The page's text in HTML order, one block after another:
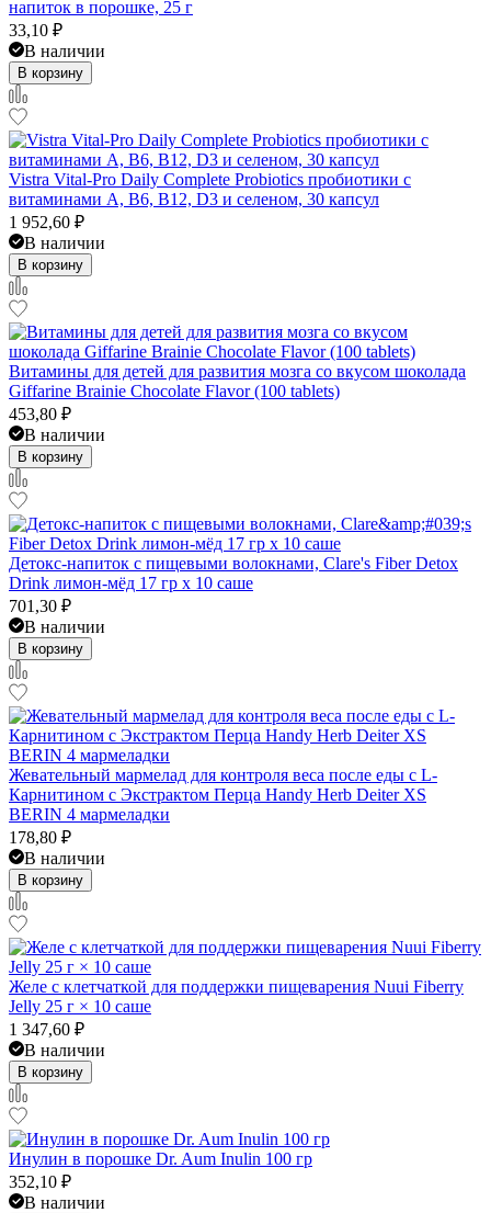
напиток в порошке, 25 г
33,10 ₽
В наличии
В корзину
Vistra Vital-Pro Daily Complete Probiotics пробиотики с
витаминами A, B6, B12, D3 и селеном, 30 капсул
1 952,60 ₽
В наличии
В корзину
Витамины для детей для развития мозга со вкусом шоколада
Giffarine Brainie Chocolate Flavor (100 tablets)
453,80 ₽
В наличии
В корзину
Детокс-напиток с пищевыми волокнами, Clare's Fiber Detox
Drink лимон-мёд 17 гр x 10 саше
701,30 ₽
В наличии
В корзину
Жевательный мармелад для контроля веса после еды с L-
Карнитином с Экстрактом Перца Handy Herb Deiter XS
BERIN 4 мармеладки
178,80 ₽
В наличии
В корзину
Желе с клетчаткой для поддержки пищеварения Nuui Fiberry
Jelly 25 г × 10 саше
1 347,60 ₽
В наличии
В корзину
Инулин в порошке Dr. Aum Inulin 100 гр
352,10 ₽
В наличии